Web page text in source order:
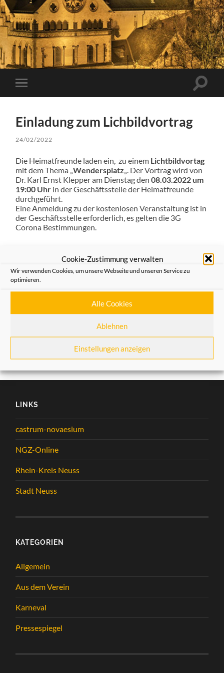
Cookie-Zustimmung verwalten
Wir verwenden Cookies, um unsere Webseite und unseren Service zu
optimieren.
Alle Cookies
Ablehnen
Einstellungen anzeigen
Mobile-
Menü
Einladung zum Lichbildvortrag
24/02/2022
Die Heimatfreunde laden ein, zu einem Lichtbildvortag
mit dem Thema „Wendersplatz „. Der Vortrag wird von
Dr. Karl Ernst Klepper am Dienstag den08.03.2022 um
19:00 Uhr in der Geschäftsstelle der Heimatfreunde
durchgeführt.
Eine Anmeldung zu der kostenlosen Veranstaltung ist in
der Geschäftsstelle erforderlich, es gelten die 3G
Corona Bestimmungen.
,Aus dem Verein
LINKS
castrum-novaesium
NGZ-Online
Rhein-Kreis Neuss
Stadt Neuss
KATEGORIEN
Allgemein
Aus dem Verein
Karneval
Pressespiegel